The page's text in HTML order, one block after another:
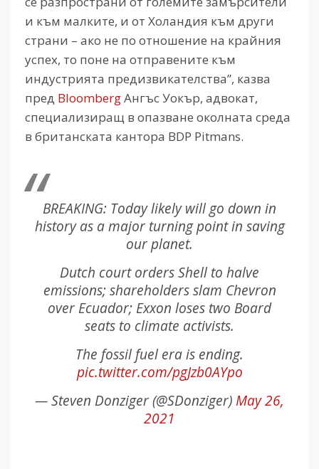
и към малките, и от Холандия към други
страни – ако не по отношение на крайния
успех, то поне на отправените към
индустрията предизвикателства”, казва
пред BloombergАнгъс Уокър, адвокат,
специализиращ в опазване околната среда
в британската кантора BDP Pitmans.
BREAKING: Today likely will go down in
history as a major turning point in saving
our planet.
Dutch court orders Shell to halve
emissions; shareholders slam Chevron
over Ecuador; Exxon loses two Board
seats to climate activists.
The fossil fuel era is ending.
pic.twitter.com/pgJzb0AYpo
— Steven Donziger (@SDonziger)May 26,
2021